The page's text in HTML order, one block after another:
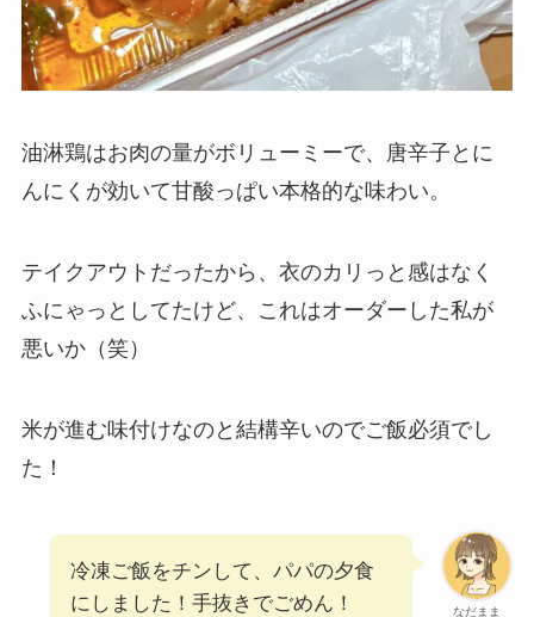
油淋鶏はお肉の量がボリューミーで、唐辛子とに
んにくが効いて甘酸っぱい本格的な味わい。
テイクアウトだったから、衣のカリっと感はなく
ふにゃっとしてたけど、これはオーダーした私が
悪いか（笑）
米が進む味付けなのと結構辛いのでご飯必須でし
た！
なだまま
冷凍ご飯をチンして、パパの夕食
にしました！手抜きでごめん！